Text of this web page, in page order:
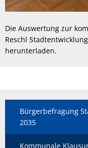
Die Auswertung zur
Reschl
herunterladen.
Bürgerbefragung
2035
Kommunale